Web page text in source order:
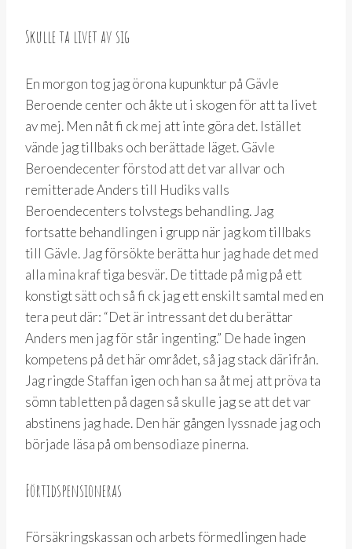
Skulle ta livet av sig
En morgon tog jag örona kupunktur på Gävle
Beroende center och åkte ut i skogen för att ta livet
av mej. Men nåt fi ck mej att inte göra det. Istället
vände jag tillbaks och berättade läget. Gävle
Beroendecenter förstod att det var allvar och
remitterade Anders till Hudiks valls
Beroendecenters tolvstegs behandling. Jag
fortsatte behandlingen i grupp när jag kom tillbaks
till Gävle. Jag försökte berätta hur jag hade det med
alla mina kraf tiga besvär. De tittade på mig på ett
konstigt sätt och så fi ck jag ett enskilt samtal med en
tera peut där: “Det är intressant det du berättar
Anders men jag för står ingenting.” De hade ingen
kompetens på det här området, så jag stack därifrån.
Jag ringde Staffan igen och han sa åt mej att pröva ta
sömn tabletten på dagen så skulle jag se att det var
abstinens jag hade. Den här gången lyssnade jag och
började läsa på om bensodiaze pinerna.
Förtidspensioneras
Försäkringskassan och arbets förmedlingen hade